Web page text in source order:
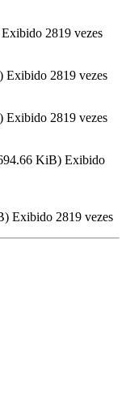
2819 vezes
Exibido 2819 vezes
Exibido 2819 vezes
KiB) Exibido
Exibido 2819 vezes